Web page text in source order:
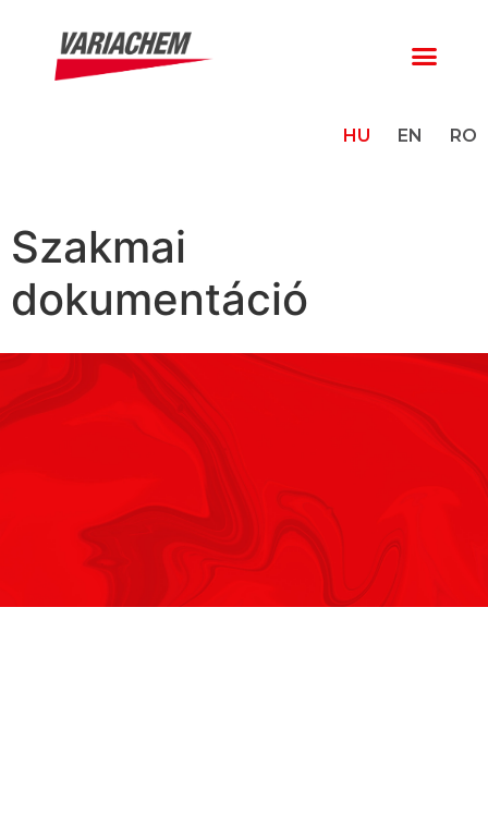
HU EN RO
Szakmai
dokumentáció